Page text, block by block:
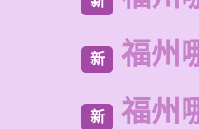
新 福州
新 福州